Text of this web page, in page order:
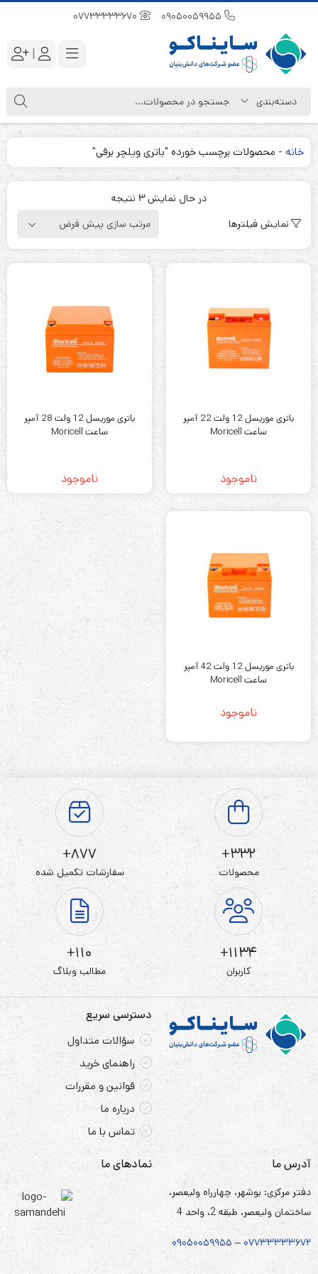
|
خانه - محصولات برچسب خورده "باتری ویلچر برقی"
در حال نمایش 3 نتیجه
نمایش فیلترها
باتری موریسل 12 ولت 22 آمپر
ساعت Moricell
ناموجود
باتری موریسل 12 ولت 28 آمپر
ساعت Moricell
ناموجود
باتری موریسل 12 ولت 42 آمپر
ساعت Moricell
ناموجود
332+
محصولات
877+
سفارشات تکمیل شده
1134+
کاربران
110+
مطالب وبلاگ
دسترسی سریع
سؤالات متداول
راهنمای خرید
قوانین و مقررات
درباره ما
تماس با ما
آدرس ما
دفتر مرکزی: بوشهر، چهارراه ولیعصر،
ساختمان ولیعصر، طبقه 2، واحد 4
۰۷۷۳۳۳۳۳۶۷۲ – ۰۹۰۵۰۰۵۹۹۵۵
نمادهای ما